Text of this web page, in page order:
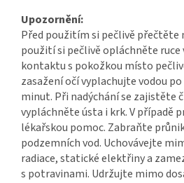
Upozornění:
Před použitím si pečlivě přečtěte
použití si pečlivě opláchněte ruce
kontaktu s pokožkou místo
zasažení očí vyplachujte vodou
minut. Při nadýchání se zajistěte
vypláchněte ústa i krk. V případě
lékařskou pomoc. Zabraňte
podzemních vod. Uchovávejte
radiace, statické elektřiny a
s potravinami. Udržujte mimo